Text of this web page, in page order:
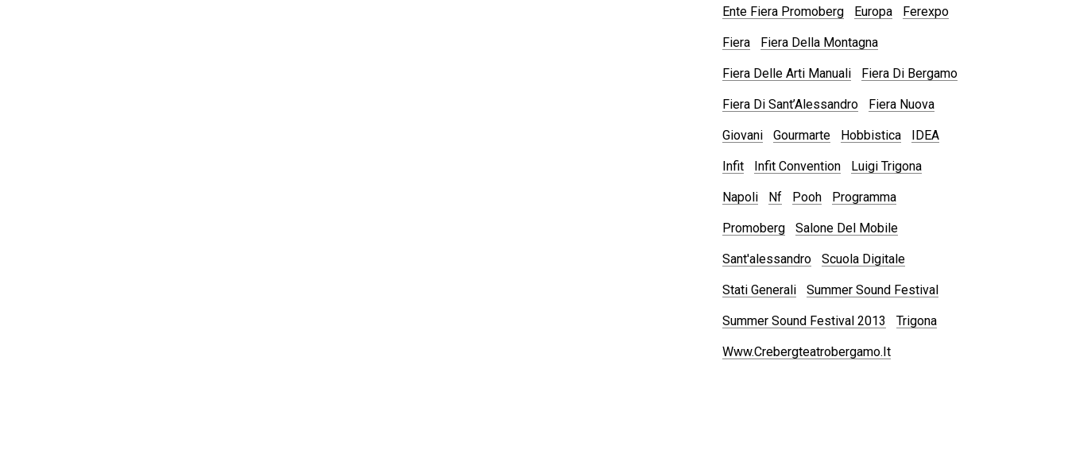
Ente Fiera Promoberg Europa Ferexpo
Fiera Fiera Della Montagna
Fiera Delle Arti Manuali Fiera Di Bergamo
Fiera Di Sant’Alessandro Fiera Nuova
Giovani Gourmarte Hobbistica IDEA
Infit Infit Convention Luigi Trigona
Napoli Nf Pooh Programma
Promoberg Salone Del Mobile
Sant'alessandro Scuola Digitale
Stati Generali Summer Sound Festival
Summer Sound Festival 2013 Trigona
Www.crebergteatrobergamo.it